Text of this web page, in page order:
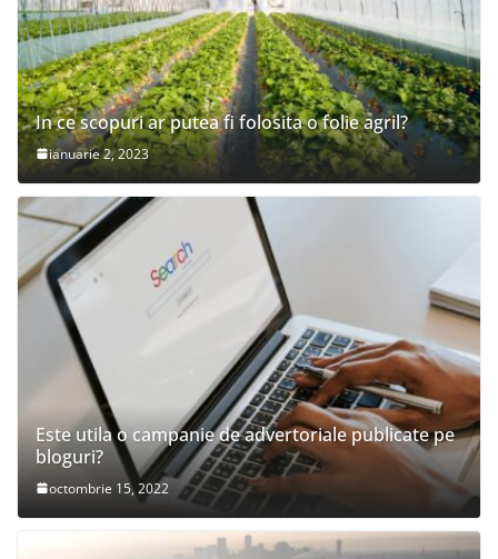
In ce scopuri ar putea fi folosita o folie agril?
ianuarie 2, 2023
Este utila o campanie de advertoriale publicate pe
bloguri?
octombrie 15, 2022